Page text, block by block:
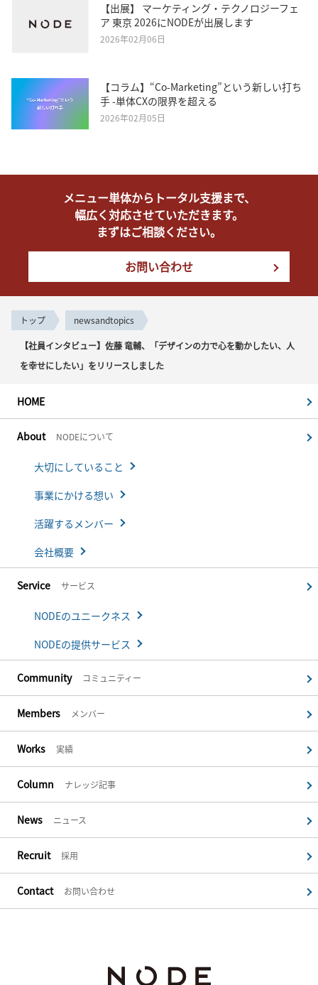
【出展】 マーケティング・テクノロジーフェ
ア 東京 2026にNODEが出展します
2026年02月06日
【コラム】“Co-Marketing”という新しい打ち
手 -単体CXの限界を超える
2026年02月05日
メニュー単体からトータル支援まで、
幅広く対応させていただきます。
まずはご相談ください。
お問い合わせ
トップ newsandtopics
【社員インタビュー】佐藤 竜輔、「デザインの力で心を動かしたい、人
を幸せにしたい」をリリースしました
HOME
About NODEについて
大切にしていること
事業にかける想い
活躍するメンバー
会社概要
Service サービス
NODEのユニークネス
NODEの提供サービス
Community コミュニティー
Members メンバー
Works 実績
Column ナレッジ記事
News ニュース
Recruit 採用
Contact お問い合わせ